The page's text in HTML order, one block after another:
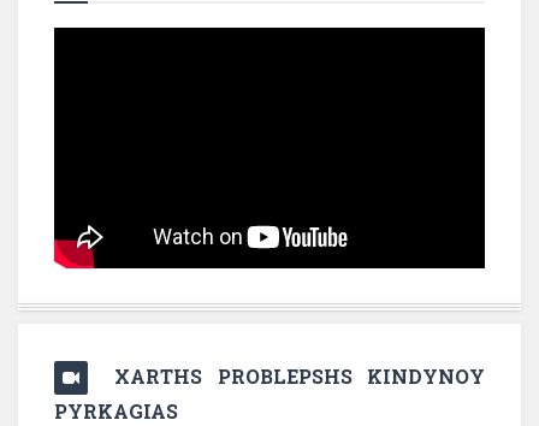
XARTHS PROBLEPSHS KINDYNOY
PYRKAGIAS